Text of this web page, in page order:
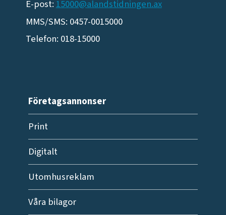
E-post: 15000@alandstidningen.ax
MMS/SMS: 0457-0015000
Telefon: 018-15000
Företagsannonser
Print
Digitalt
Utomhusreklam
Våra bilagor